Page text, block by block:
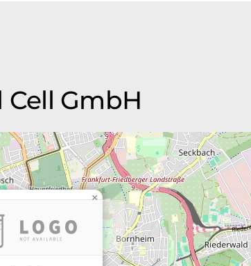
GmbH
×